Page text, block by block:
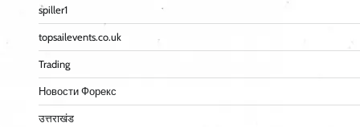
spiller1
topsailevents.co.uk
Trading
Новости Форекс
उत्तराखंड